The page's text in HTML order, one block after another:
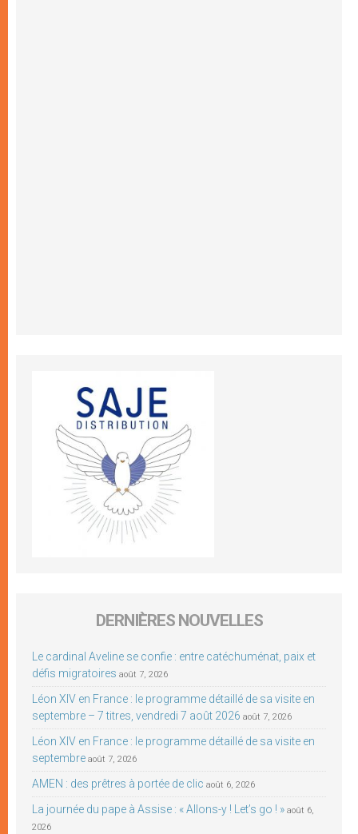
DERNIÈRES NOUVELLES
Le cardinal Aveline se confie : entre catéchuménat, paix et
défis migratoires août 7, 2026
Léon XIV en France : le programme détaillé de sa visite en
septembre – 7 titres, vendredi 7 août 2026 août 7, 2026
Léon XIV en France : le programme détaillé de sa visite en
septembre août 7, 2026
AMEN : des prêtres à portée de clic août 6, 2026
La journée du pape à Assise : « Allons-y ! Let’s go ! » août 6,
2026